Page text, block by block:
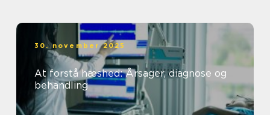
30. november 2025
At forstå hæshed: Årsager, diagnose og
behandling